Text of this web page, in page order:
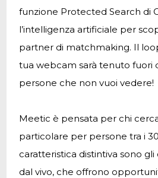
funzione Protected Search di
l’intelligenza artificiale per
partner di matchmaking. Il
tua webcam sarà tenuto fuori
persone che non vuoi vedere!
Meetic è pensata per chi
particolare per persone tra i
caratteristica distintiva sono
dal vivo, che offrono